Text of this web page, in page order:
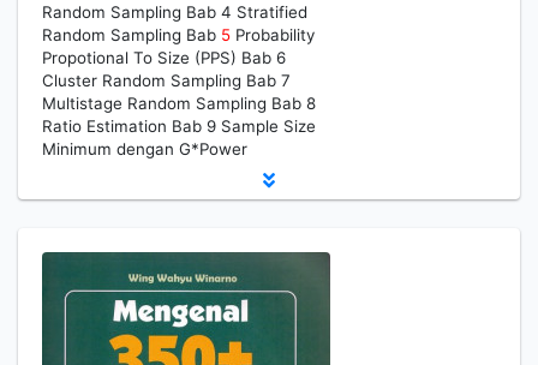
Random Sampling Bab 4 Stratified
Random Sampling Bab 5 Probability
Propotional To Size (PPS) Bab 6
Cluster Random Sampling Bab 7
Multistage Random Sampling Bab 8
Ratio Estimation Bab 9 Sample Size
Minimum dengan G*Power